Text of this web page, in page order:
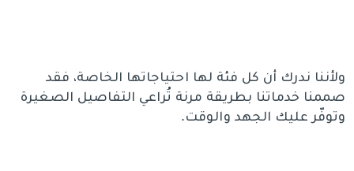
ولأننا ندرك أن كل فئة لها احتياجاتها الخاصة، فقد
صممنا خدماتنا بطريقة مرنة تُراعي التفاصيل الصغيرة
وتوفّر عليك الجهد والوقت.